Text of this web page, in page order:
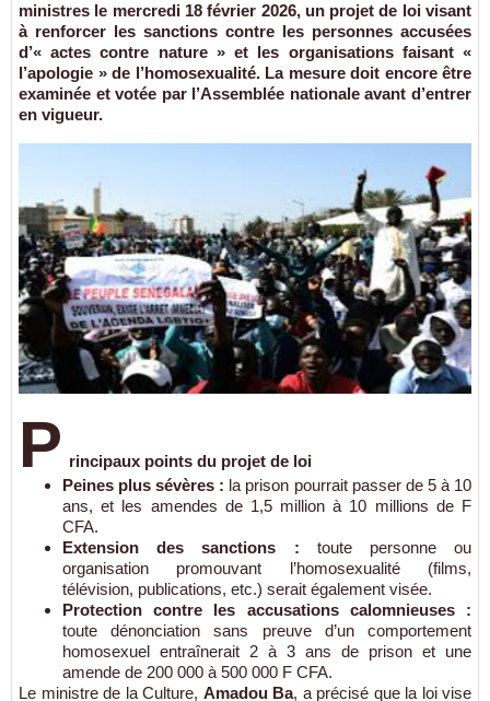
ministres le mercredi 18 février 2026, un projet de loi visant
à renforcer les sanctions contre les personnes accusées
d’« actes contre nature » et les organisations faisant «
l’apologie » de l’homosexualité. La mesure doit encore être
examinée et votée par l’Assemblée nationale avant d’entrer
en vigueur.
P rincipaux points du projet de loi
Peines plus sévères : la prison pourrait passer de 5 à 10
ans, et les amendes de 1,5 million à 10 millions de F
CFA.
Extension des sanctions : toute personne ou
organisation promouvant l’homosexualité (films,
télévision, publications, etc.) serait également visée.
Protection contre les accusations calomnieuses :
toute dénonciation sans preuve d’un comportement
homosexuel entraînerait 2 à 3 ans de prison et une
amende de 200 000 à 500 000 F CFA.
Le ministre de la Culture, Amadou Ba, a précisé que la loi vise